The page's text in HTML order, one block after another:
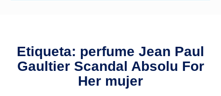
Etiqueta: perfume Jean Paul
Gaultier Scandal Absolu For
Her mujer